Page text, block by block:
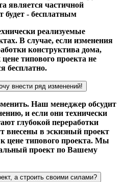
является частичной
будет - бесплатным
реализуемые
В случае, если изменения
конструктива дома,
типового проекта не
бесплатно.
внести ряд изменений!
Наш менеджер обсудит
и если они технически
глубокой переработки
внесены в эскизный проект
цене типового проекта. Мы
проект по Вашему
а строить своими силами?